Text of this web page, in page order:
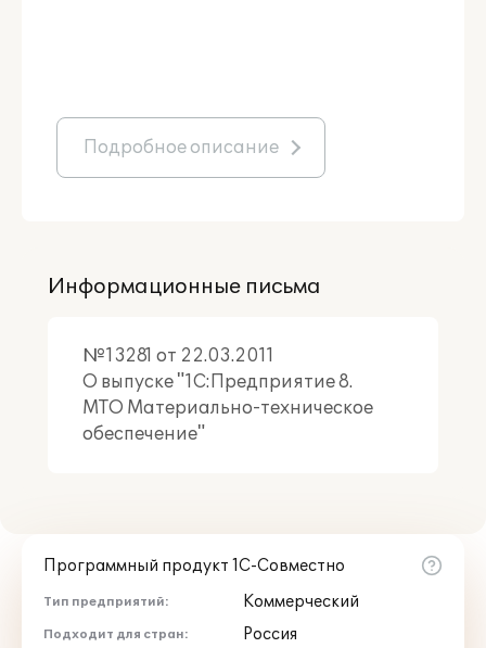
Подробное описание
Информационные письма
№13281 от 22.03.2011
О выпуске "1С:Предприятие 8.
МТО Материально-техническое
обеспечение"
Программный продукт 1С-Совместно
Тип предприятий: Коммерческий
Подходит для стран: Россия